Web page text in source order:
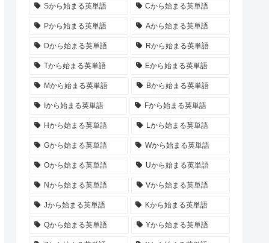
Sから始まる英単語 Cから始まる英単語
Pから始まる英単語 Aから始まる英単語
Dから始まる英単語 Rから始まる英単語
Tから始まる英単語 Eから始まる英単語
Mから始まる英単語 Bから始まる英単語
Iから始まる英単語 Fから始まる英単語
Hから始まる英単語 Lから始まる英単語
Gから始まる英単語 Wから始まる英単語
Oから始まる英単語 Uから始まる英単語
Nから始まる英単語 Vから始まる英単語
Jから始まる英単語 Kから始まる英単語
Qから始まる英単語 Yから始まる英単語